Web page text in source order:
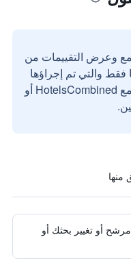
وعرض التقييمات من
فقط والتي تم إجراؤها
بواسطة مستخدمين حقيقيين مع HotelsCombined أو
أو تغيير بحثك أو